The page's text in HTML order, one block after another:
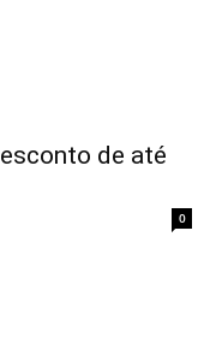
de até
0